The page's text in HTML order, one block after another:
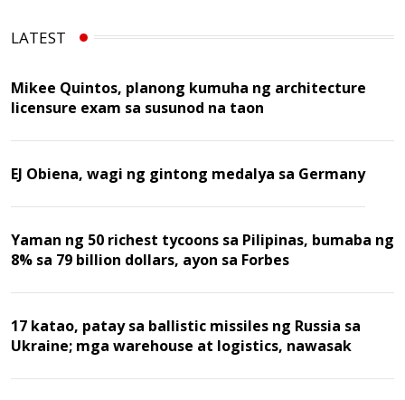
LATEST
Mikee Quintos, planong kumuha ng architecture
licensure exam sa susunod na taon
EJ Obiena, wagi ng gintong medalya sa Germany
Yaman ng 50 richest tycoons sa Pilipinas, bumaba ng
8% sa 79 billion dollars, ayon sa Forbes
17 katao, patay sa ballistic missiles ng Russia sa
Ukraine; mga warehouse at logistics, nawasak